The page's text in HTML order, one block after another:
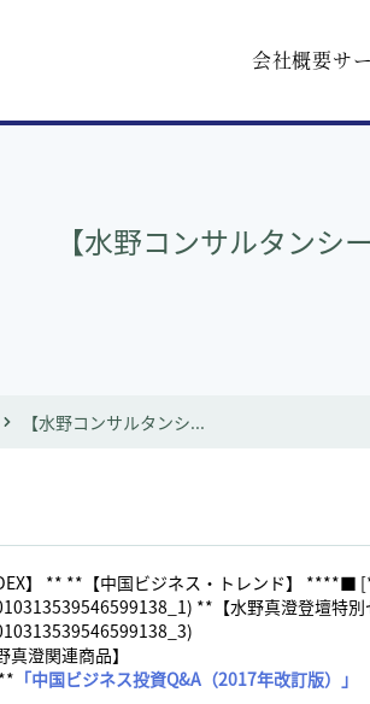
会社概要サ
【水野コンサルタン
【水野コンサルタンシ...
】 ** **【中国ビジネス・トレンド】 ****■
**【水野真澄登壇特
真澄関連商品】
「中国ビジネス投資Q&A（2017年改訂版）」